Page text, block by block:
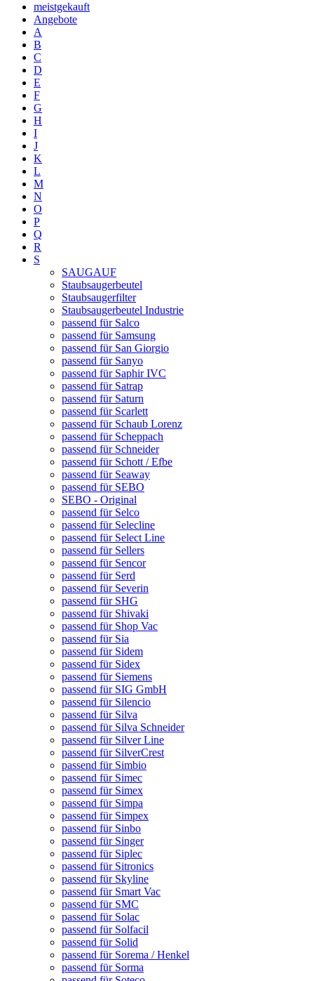
meistgekauft
Angebote
A
B
C
D
E
F
G
H
I
J
K
L
M
N
O
P
Q
R
S
SAUGAUF
Staubsaugerbeutel
Staubsaugerfilter
Staubsaugerbeutel Industrie
passend für Salco
passend für Samsung
passend für San Giorgio
passend für Sanyo
passend für Saphir IVC
passend für Satrap
passend für Saturn
passend für Scarlett
passend für Schaub Lorenz
passend für Scheppach
passend für Schneider
passend für Schott / Efbe
passend für Seaway
passend für SEBO
SEBO - Original
passend für Selco
passend für Selecline
passend für Select Line
passend für Sellers
passend für Sencor
passend für Serd
passend für Severin
passend für SHG
passend für Shivaki
passend für Shop Vac
passend für Sia
passend für Sidem
passend für Sidex
passend für Siemens
passend für SIG GmbH
passend für Silencio
passend für Silva
passend für Silva Schneider
passend für Silver Line
passend für SilverCrest
passend für Simbio
passend für Simec
passend für Simex
passend für Simpa
passend für Simpex
passend für Sinbo
passend für Singer
passend für Siplec
passend für Sitronics
passend für Skyline
passend für Smart Vac
passend für SMC
passend für Solac
passend für Solfacil
passend für Solid
passend für Sorema / Henkel
passend für Sorma